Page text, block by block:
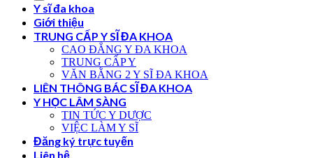
Y sĩ đa khoa
Giới thiệu
TRUNG CẤP Y SĨ ĐA KHOA
CAO ĐẲNG Y ĐA KHOA
TRUNG CẤP Y
VĂN BẰNG 2 Y SĨ ĐA KHOA
LIÊN THÔNG BÁC SĨ ĐA KHOA
Y HỌC LÂM SÀNG
TIN TỨC Y DƯỢC
VIỆC LÀM Y SĨ
Đăng ký trực tuyến
Liên hệ